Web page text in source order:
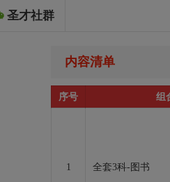
圣才社群
内容清单
序号 组
1 全套3科-图书